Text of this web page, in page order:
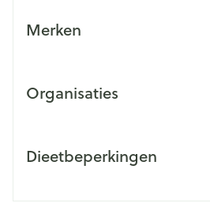
Merken
Organisaties
Dieetbeperkingen